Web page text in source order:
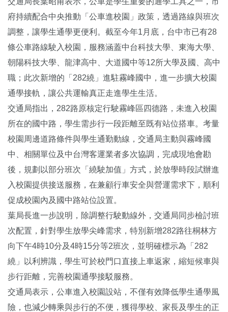
府持續配合中央推動「公車進校園」政策，透過路線與班次
調整，讓學生通學更便利。截至今年1月底，台中市已有28
條公車路線駛入校園，服務涵蓋中台科技大學、東海大學、
朝陽科技大學、龍津高中、大道國中等12所大學及國、高中
職；此次新增的「282繞」進駐霧峰國中，進一步擴大校園
通學接軌，讓公共運輸真正走進學生生活。
交通局指出，282路原核定行駛霧峰區四德路，未進入校園
所在的國中路，學生需步行一段距離至既有站位搭車。考量
校園周邊道路條件與學生通勤動線，交通局主動與霧峰國
中、相關單位及中台灣客運業者多次協調，完成現地會勘
後，規劃以部分班次「繞駛加值」方式，於放學時段試辦進
入校園提供接送服務，在兼顧行車安全與營運需求下，順利
促成校園內及國中路站位設置。
葉局長進一步說明，除調整行駛動線外，交通局同步檢討班
次配置，針對學生放學尖峰需求，特別新增282路往桐林方
向下午4時10分及4時15分等2班次，並明確標示為「282
繞」以利辨識，學生可於校門口直接上車返家，縮短候車與
步行距離，完善校園通學接駁服務。
交通局表示，公車進入校園設站，不僅有效降低學生通學風
險，也減少轉乘與步行的不便，獲得學校、家長及學生的正